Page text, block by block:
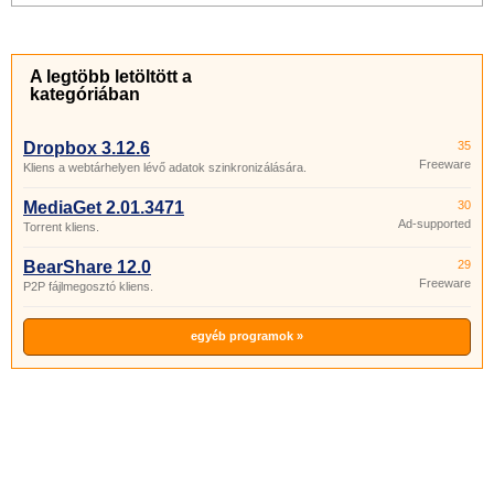
A legtöbb letöltött a
kategóriában
Dropbox 3.12.6
Kliens a webtárhelyen lévő adatok szinkronizálására.
35
Freeware
MediaGet 2.01.3471
Torrent kliens.
30
Ad-supported
BearShare 12.0
P2P fájlmegosztó kliens.
29
Freeware
egyéb programok »